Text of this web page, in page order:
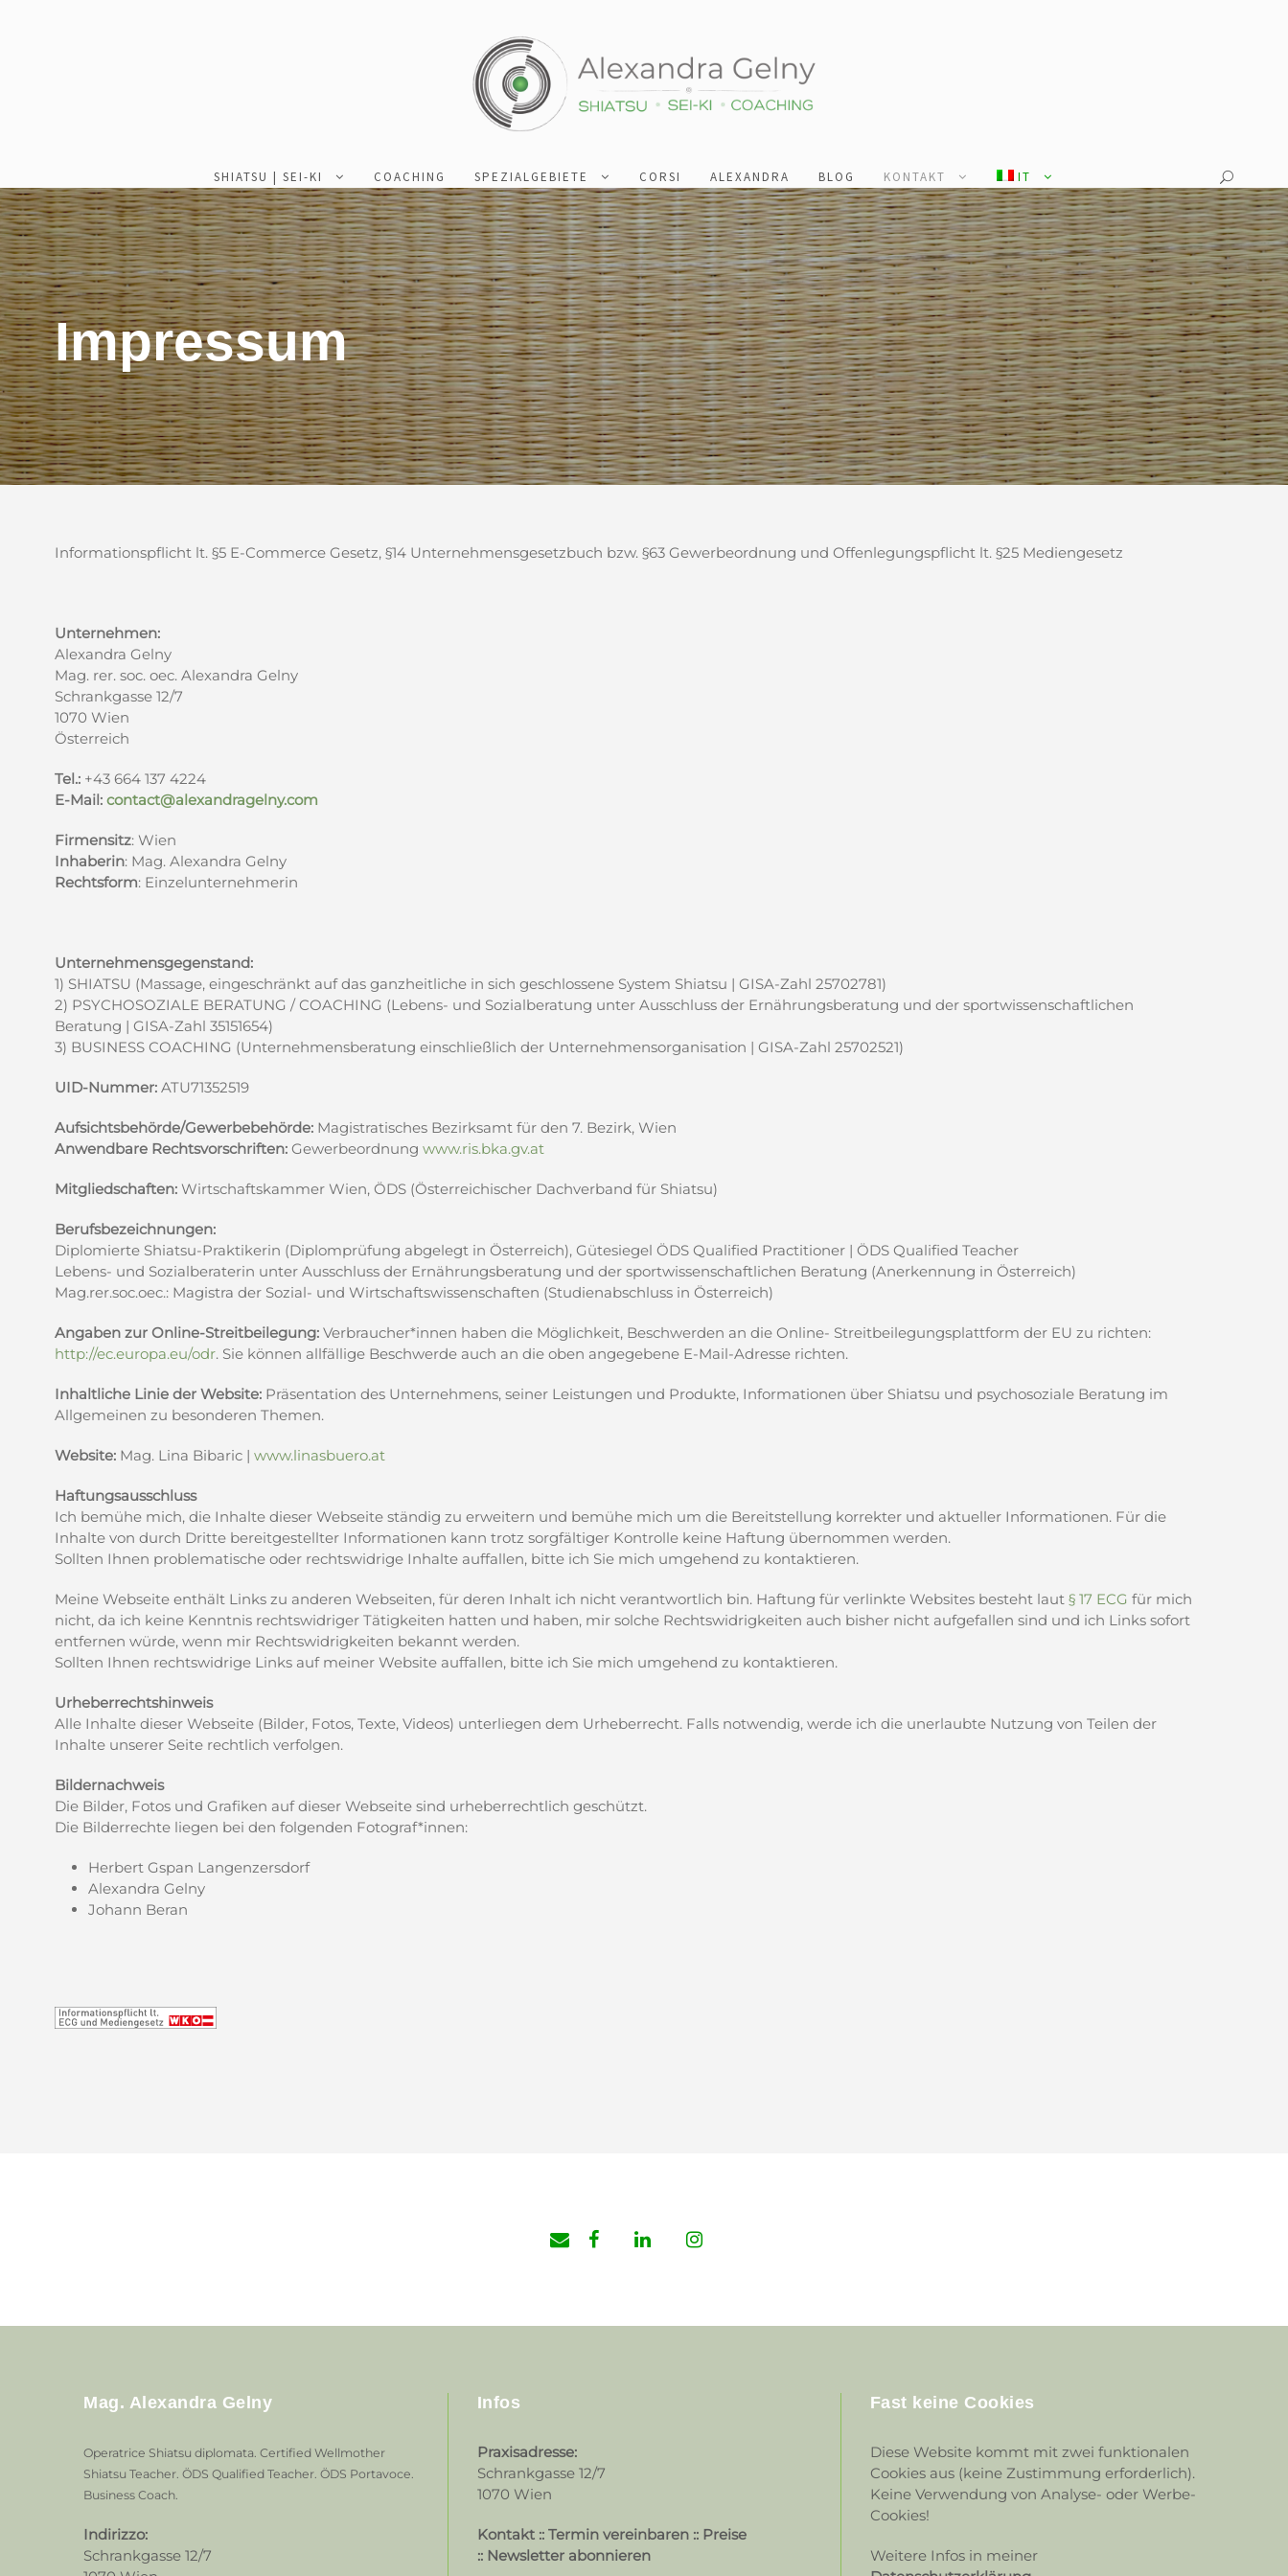
SHIATSU | SEI-KI COACHING SPEZIALGEBIETE CORSI ALEXANDRA BLOG KONTAKT IT
Impressum
Informationspflicht lt. §5 E-Commerce Gesetz, §14 Unternehmensgesetzbuch bzw. §63 Gewerbeordnung und Offenlegungspflicht lt. §25 Mediengesetz
Unternehmen:
Alexandra Gelny
Mag. rer. soc. oec. Alexandra Gelny
Schrankgasse 12/7
1070 Wien
Österreich
Tel.: +43 664 137 4224
E-Mail: contact@alexandragelny.com
Firmensitz: Wien
Inhaberin: Mag. Alexandra Gelny
Rechtsform: Einzelunternehmerin
Unternehmensgegenstand:
1) SHIATSU (Massage, eingeschränkt auf das ganzheitliche in sich geschlossene System Shiatsu | GISA-Zahl 25702781)
2) PSYCHOSOZIALE BERATUNG / COACHING (Lebens- und Sozialberatung unter Ausschluss der Ernährungsberatung und der sportwissenschaftlichen
Beratung | GISA-Zahl 35151654)
3) BUSINESS COACHING (Unternehmensberatung einschließlich der Unternehmensorganisation | GISA-Zahl 25702521)
UID-Nummer: ATU71352519
Aufsichtsbehörde/Gewerbebehörde: Magistratisches Bezirksamt für den 7. Bezirk, Wien
Anwendbare Rechtsvorschriften: Gewerbeordnung www.ris.bka.gv.at
Mitgliedschaften: Wirtschaftskammer Wien, ÖDS (Österreichischer Dachverband für Shiatsu)
Berufsbezeichnungen:
Diplomierte Shiatsu-Praktikerin (Diplomprüfung abgelegt in Österreich), Gütesiegel ÖDS Qualified Practitioner | ÖDS Qualified Teacher
Lebens- und Sozialberaterin unter Ausschluss der Ernährungsberatung und der sportwissenschaftlichen Beratung (Anerkennung in Österreich)
Mag.rer.soc.oec.: Magistra der Sozial- und Wirtschaftswissenschaften (Studienabschluss in Österreich)
Angaben zur Online-Streitbeilegung: Verbraucher*innen haben die Möglichkeit, Beschwerden an die Online- Streitbeilegungsplattform der EU zu richten:
http://ec.europa.eu/odr. Sie können allfällige Beschwerde auch an die oben angegebene E-Mail-Adresse richten.
Inhaltliche Linie der Website: Präsentation des Unternehmens, seiner Leistungen und Produkte, Informationen über Shiatsu und psychosoziale Beratung im
Allgemeinen zu besonderen Themen.
Website: Mag. Lina Bibaric | www.linasbuero.at
Haftungsausschluss
Ich bemühe mich, die Inhalte dieser Webseite ständig zu erweitern und bemühe mich um die Bereitstellung korrekter und aktueller Informationen. Für die
Inhalte von durch Dritte bereitgestellter Informationen kann trotz sorgfältiger Kontrolle keine Haftung übernommen werden.
Sollten Ihnen problematische oder rechtswidrige Inhalte auffallen, bitte ich Sie mich umgehend zu kontaktieren.
Meine Webseite enthält Links zu anderen Webseiten, für deren Inhalt ich nicht verantwortlich bin. Haftung für verlinkte Websites besteht laut § 17 ECG für mich
nicht, da ich keine Kenntnis rechtswidriger Tätigkeiten hatten und haben, mir solche Rechtswidrigkeiten auch bisher nicht aufgefallen sind und ich Links sofort
entfernen würde, wenn mir Rechtswidrigkeiten bekannt werden.
Sollten Ihnen rechtswidrige Links auf meiner Website auffallen, bitte ich Sie mich umgehend zu kontaktieren.
Urheberrechtshinweis
Alle Inhalte dieser Webseite (Bilder, Fotos, Texte, Videos) unterliegen dem Urheberrecht. Falls notwendig, werde ich die unerlaubte Nutzung von Teilen der
Inhalte unserer Seite rechtlich verfolgen.
Bildernachweis
Die Bilder, Fotos und Grafiken auf dieser Webseite sind urheberrechtlich geschützt.
Die Bilderrechte liegen bei den folgenden Fotograf*innen:
Herbert Gspan Langenzersdorf
Alexandra Gelny
Johann Beran
Mag. Alexandra Gelny
Operatrice Shiatsu diplomata. Certified Wellmother
Shiatsu Teacher. ÖDS Qualified Teacher. ÖDS Portavoce.
Business Coach.
Indirizzo:
Schrankgasse 12/7
Infos
Praxisadresse:
Schrankgasse 12/7
1070 Wien
Kontakt :: Termin vereinbaren:: Preise
:: Newsletter abonnieren
Fast keine Cookies
Diese Website kommt mit zwei funktionalen
Cookies aus (keine Zustimmung erforderlich).
Keine Verwendung von Analyse- oder Werbe-
Cookies!
Weitere Infos in meiner